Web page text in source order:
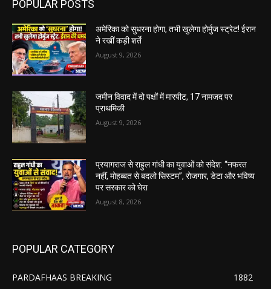
POPULAR POSTS
अमेरिका को सुधरना होगा, तभी खुलेगा होर्मुज स्ट्रेट! ईरान
ने रखीं कड़ी शर्ते
August 9, 2026
जमीन विवाद में दो पक्षों में मारपीट, 17 नामजद पर
प्राथमिकी
August 9, 2026
प्रयागराज से राहुल गांधी का युवाओं को संदेश: “नफरत
नहीं, मोहब्बत से बदलो सिस्टम”, रोजगार, डेटा और भविष्य
पर सरकार को घेरा
August 8, 2026
POPULAR CATEGORY
PARDAFHAAS BREAKING
1882